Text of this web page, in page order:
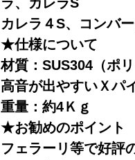
カレラ４S、コンバ
★仕様について
材質：SUS304（ポリ
高音が出やすいＸパ
重量：約4Ｋｇ
★お勧めのポイント
フェラーリ等で好評